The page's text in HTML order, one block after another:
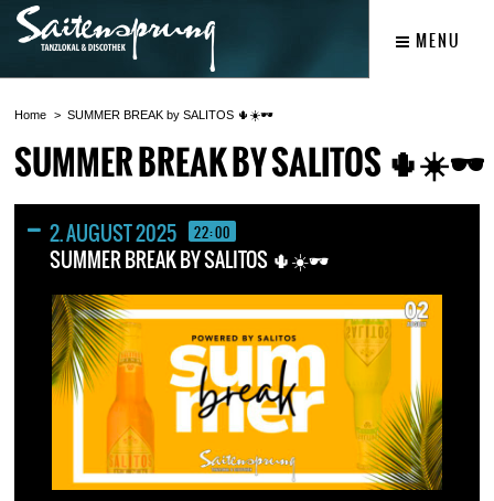
MENU
Home SUMMER BREAK by SALITOS 🌵☀️🕶️
SUMMER BREAK BY SALITOS 🌵☀️🕶️
2. AUGUST 2025 22:00
SUMMER BREAK BY SALITOS 🌵☀️🕶️